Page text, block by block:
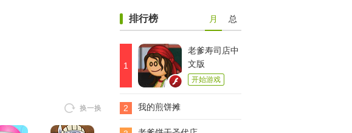
换一换
排行榜 月 总
1
老爹寿司店中
文版
开始游戏
2 我的煎饼摊